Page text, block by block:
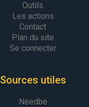
Outils
Les actions
Contact
Plan du site
Se connecter
Sources utiles
Needbe